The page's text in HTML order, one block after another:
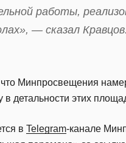
работы,
— сказал Кравцов.
Минпросвещения
в детальности этих
в Telegram-канале